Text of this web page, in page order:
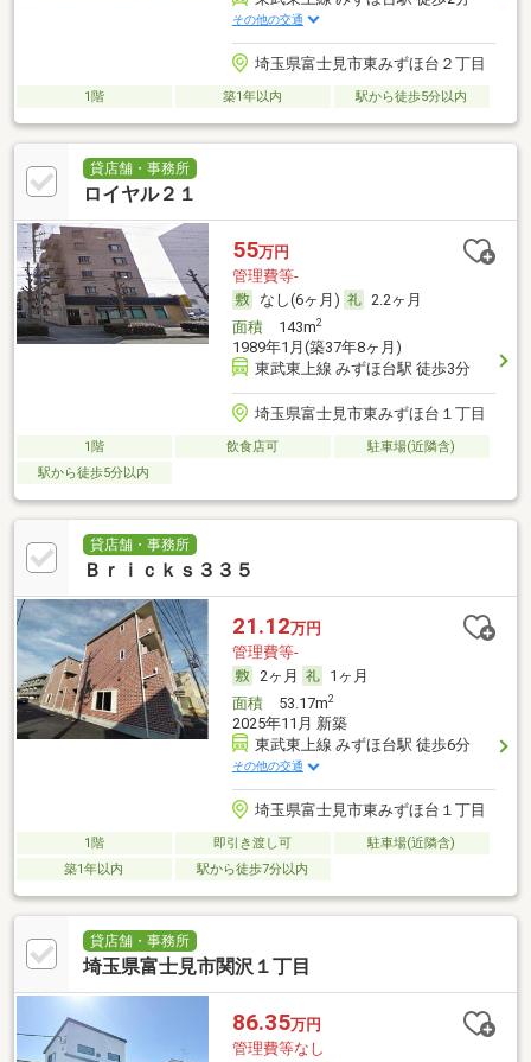
その他の交通
埼玉県富士見市東みずほ台２丁目
1階 築1年以内 駅から徒歩5分以内
貸店舗・事務所
ロイヤル２１
55万円
管理費等-
なし(6ヶ月)
2.2ヶ月
面積143m2
1989年1月(築37年8ヶ月)
東武東上線 みずほ台駅 徒歩3分
埼玉県富士見市東みずほ台１丁目
1階 飲食店可
駐車場(近隣含)
駅から徒歩5分以内
貸店舗・事務所
Ｂｒｉｃｋｓ３３５
21.12万円
管理費等-
2ヶ月
1ヶ月
面積53.17m2
2025年11月 新築
東武東上線 みずほ台駅 徒歩6分
その他の交通
埼玉県富士見市東みずほ台１丁目
1階 即引き渡し可
駐車場(近隣含)
築1年以内
駅から徒歩7分以内
貸店舗・事務所
埼玉県富士見市関沢１丁目
86.35万円
管理費等なし